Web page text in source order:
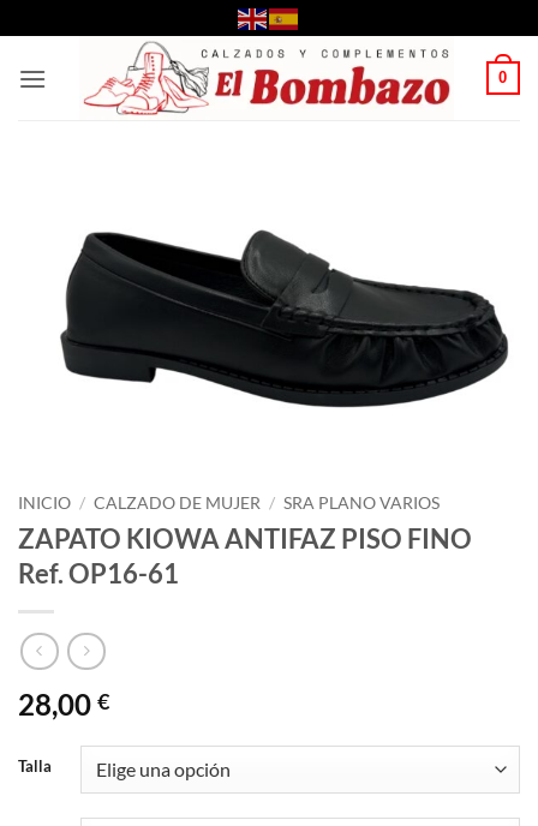
al
contenido
0
INICIO / CALZADO DE MUJER / SRA PLANO VARIOS
ZAPATO KIOWA ANTIFAZ PISO FINO
Ref. OP16-61
28,00 €
Talla